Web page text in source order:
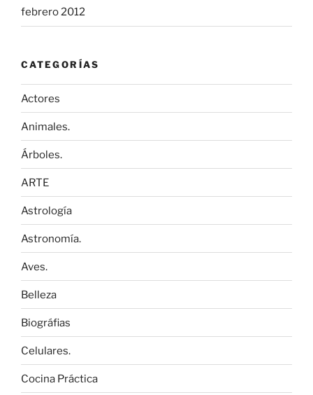
febrero 2012
CATEGORÍAS
Actores
Animales.
Árboles.
ARTE
Astrología
Astronomía.
Aves.
Belleza
Biográfias
Celulares.
Cocina Práctica